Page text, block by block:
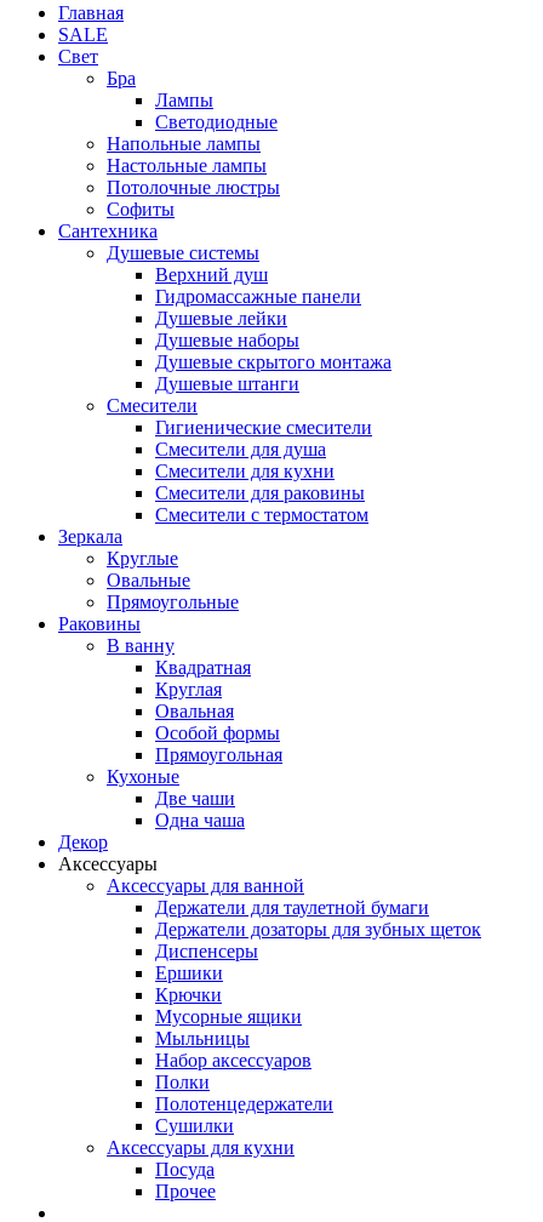
Главная
SALE
Свет
Бра
Лампы
Светодиодные
Напольные лампы
Настольные лампы
Потолочные люстры
Софиты
Сантехника
Душевые системы
Верхний душ
Гидромассажные панели
Душевые лейки
Душевые наборы
Душевые скрытого монтажа
Душевые штанги
Смесители
Гигиенические смесители
Смесители для душа
Смесители для кухни
Смесители для раковины
Смесители с термостатом
Зеркала
Круглые
Овальные
Прямоугольные
Раковины
В ванну
Квадратная
Круглая
Овальная
Особой формы
Прямоугольная
Кухоные
Две чаши
Одна чаша
Декор
Аксессуары
Аксессуары для ванной
Держатели для таулетной бумаги
Держатели дозаторы для зубных щеток
Диспенсеры
Ершики
Крючки
Мусорные ящики
Мыльницы
Набор аксессуаров
Полки
Полотенцедержатели
Сушилки
Аксессуары для кухни
Посуда
Прочее